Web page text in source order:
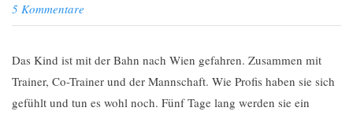
5 Kommentare
Das Kind ist mit der Bahn nach Wien gefahren. Zusammen mit
Trainer, Co-Trainer und der Mannschaft. Wie Profis haben sie sich
gefühlt und tun es wohl noch. Fünf Tage lang werden sie ein